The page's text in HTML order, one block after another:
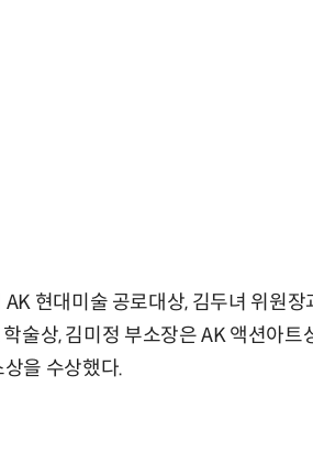
현대미술 공로대상, 김두녀 위원
술상, 김미정 부소장은 AK 액션아트
을 수상했다.